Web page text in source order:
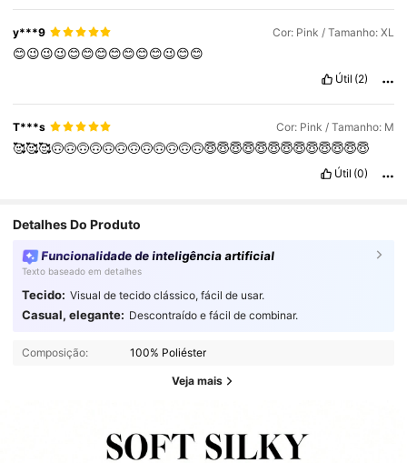
y***9 Cor: Pink / Tamanho: XL
😊😉😉😉😊😊😊😊😊😊😊😉😊😊
Útil (2)
T***s Cor: Pink / Tamanho: M
🥰🥰🥰🙃🙃🙃🙃🙃🙃🙃🙃🙃🙃🙃🙃😇😇😇😇😇😇😇😇😇😇😇😇😇
Útil (0)
Detalhes Do Produto
Funcionalidade de inteligência artificial
Texto baseado em detalhes
Tecido: Visual de tecido clássico, fácil de usar.
Casual, elegante: Descontraído e fácil de combinar.
Composição: 100% Poliéster
Veja mais